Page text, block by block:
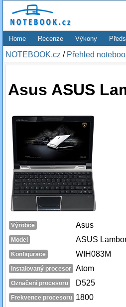
Home Recenze Výkony
NOTEBOOK.cz / Přehled
Asus ASUS
Výrobce Asus
Model ASUS
Konfigurace WIH083M
Instalovaný procesor Atom
Označení procesoru D525
Frekvence procesoru 1800